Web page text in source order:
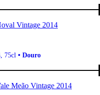
, 75cl • Douro